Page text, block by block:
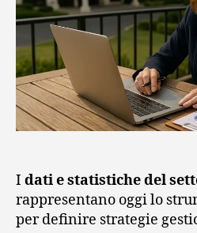
I dati e statistiche del
rappresentano oggi lo
per definire strategie